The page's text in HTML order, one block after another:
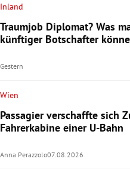
Inland
Traumjob Diplomat? Was
künftiger Botschafter
Gestern
Wien
Passagier verschaffte sich
Fahrerkabine einer U-Bahn
Anna Perazzolo07.08.2026